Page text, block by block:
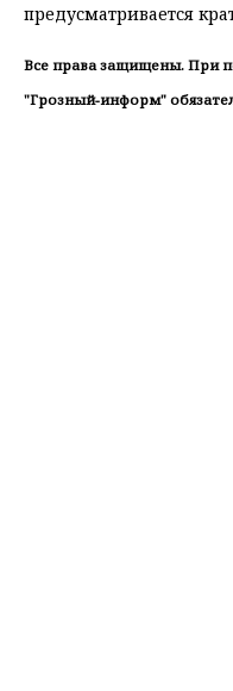
предусматривается
Все права защищены. При
"Грозный-информ"